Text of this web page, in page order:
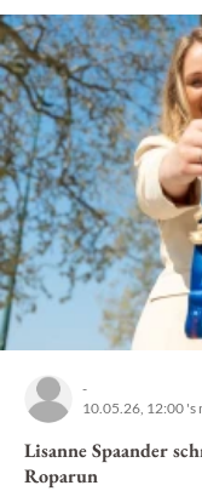
-
10.05.26, 12:00 's
Lisanne Spaander
Roparun